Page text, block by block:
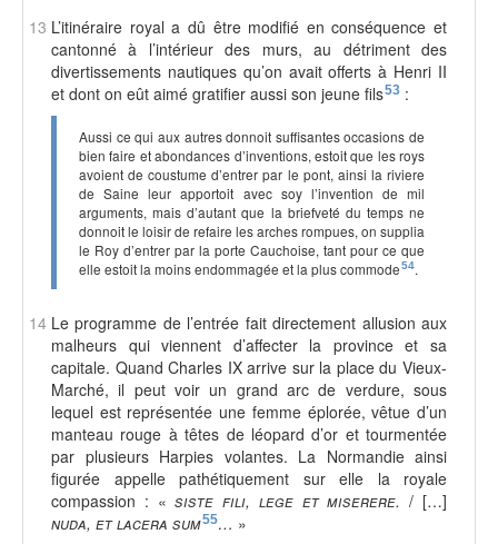
13 L’itinéraire royal a dû être modifié en conséquence et
cantonné à l’intérieur des murs, au détriment des
divertissements nautiques qu’on avait offerts à Henri II
et dont on eût aimé gratifier aussi son jeune fils53 :
Aussi ce qui aux autres donnoit suffisantes occasions de
bien faire et abondances d’inventions, estoit que les roys
avoient de coustume d’entrer par le pont, ainsi la riviere
de Saine leur apportoit avec soy l’invention de mil
arguments, mais d’autant que la briefveté du temps ne
donnoit le loisir de refaire les arches rompues, on supplia
le Roy d’entrer par la porte Cauchoise, tant pour ce que
elle estoit la moins endommagée et la plus commode54.
14 Le programme de l’entrée fait directement allusion aux
malheurs qui viennent d’affecter la province et sa
capitale. Quand Charles IX arrive sur la place du Vieux-
Marché, il peut voir un grand arc de verdure, sous
lequel est représentée une femme éplorée, vêtue d’un
manteau rouge à têtes de léopard d’or et tourmentée
par plusieurs Harpies volantes. La Normandie ainsi
figurée appelle pathétiquement sur elle la royale
compassion : «siste fili, lege et miserere. / […]
nuda, et lacera sum55… »